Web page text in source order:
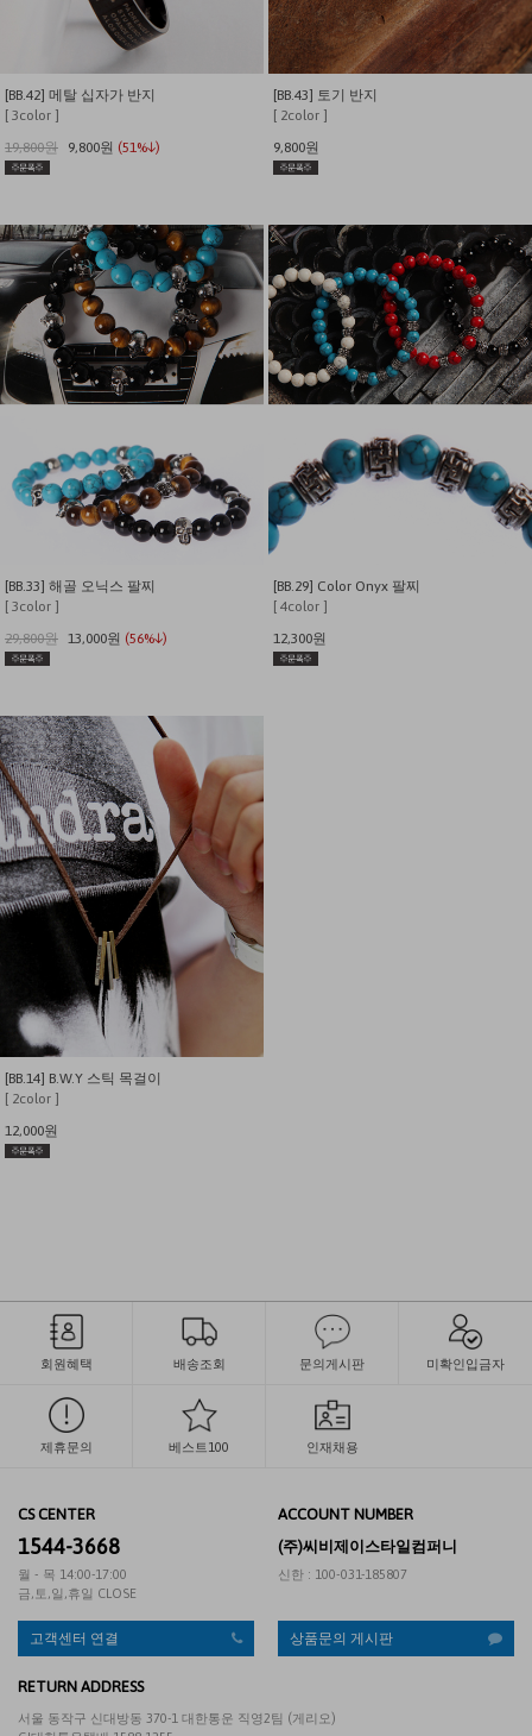
[BB.42] 메탈 십자가 반지
[ 3color ]
19,800원
9,800원 (51%↓)
[BB.43] 토기 반지
[ 2color ]
9,800원
[BB.33] 해골 오닉스 팔찌
[ 3color ]
29,800원 13,000원 (56%↓)
[BB.29] Color Onyx 팔찌
[ 4color ]
12,300원
[BB.14] B.W.Y 스틱 목걸이
[ 2color ]
12,000원
회원혜택 배송조회 문의게시판 미확인입금자
제휴문의 베스트100 인재채용
CS CENTER
1544-3668
월 - 목 14:00-17:00
금,토,일,휴일 CLOSE
ACCOUNT NUMBER
(주)씨비제이스타일컴퍼니
신한 : 100-031-185807
고객센터 연결 상품문의 게시판
RETURN ADDRESS
서울 동작구 신대방동 370-1 대한통운 직영2팀 (게리오)